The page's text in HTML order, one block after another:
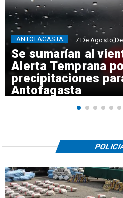
Se sumarían al
Alerta Temprana
precipitaciones
Antofagasta
ANTOFAGASTA 7 De Agosto